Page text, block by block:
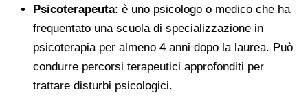
Psicoterapeuta: è uno psicologo o medico che ha
frequentato una scuola di specializzazione in
psicoterapia per almeno 4 anni dopo la laurea. Può
condurre percorsi terapeutici approfonditi per
trattare disturbi psicologici.